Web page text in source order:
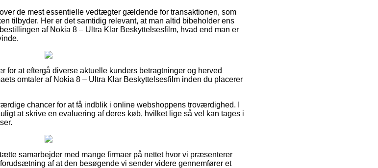
de mest essentielle vedtægter gældende for transaktionen, som
tilbyder. Her er det samtidig relevant, at man altid bibeholder ens
af Nokia 8 – Ultra Klar Beskyttelsesfilm, hvad end man er
for at eftergå diverse aktuelle kunders betragtninger og herved
omtaler af Nokia 8 – Ultra Klar Beskyttelsesfilm inden du placerer
chancer for at få indblik i online webshoppens troværdighed. I
at skrive en evaluering af deres køb, hvilket lige så vel kan tages i
samarbejder med mange firmaer på nettet hvor vi præsenterer
af at den besøgende vi sender videre gennemfører et